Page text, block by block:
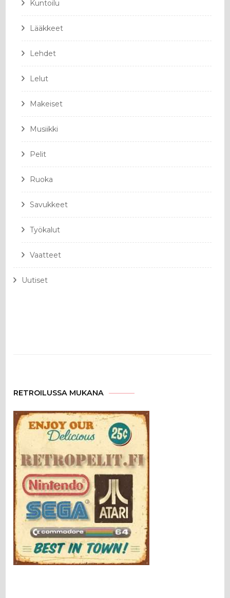
Kuntoilu
Lääkkeet
Lehdet
Lelut
Makeiset
Musiikki
Pelit
Ruoka
Savukkeet
Työkalut
Vaatteet
Uutiset
RETROILUSSA MUKANA